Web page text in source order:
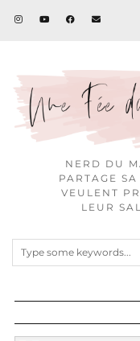
NERD DU
PARTAGE
VEULENT
LEUR